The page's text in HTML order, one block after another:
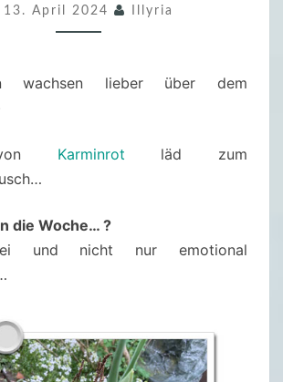
S
C
/
2
13. April 2024 Illyria
wachsen lieber über dem
von Karminrot läd zum
die Woche… ?
und nicht nur emotional